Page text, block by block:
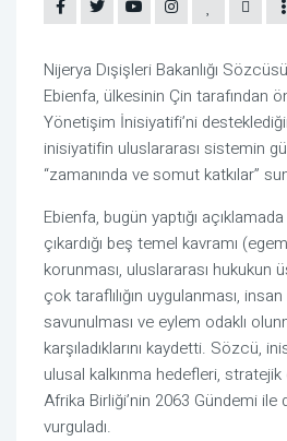
Nijerya Dışişleri Bakanlığı
Ebienfa, ülkesinin Çin tarafından
Yönetişim İnisiyatifi’ni
inisiyatifin uluslararası sistemin
“zamanında ve somut katkılar”
Ebienfa, bugün yaptığı
çıkardığı beş temel kavramı
korunması, uluslararası hukukun
çok taraflılığın uygulanması,
savunulması ve eylem odaklı
karşıladıklarını kaydetti. Sözcü,
ulusal kalkınma hedefleri,
Afrika Birliği’nin 2063 Gündemi
vurguladı.